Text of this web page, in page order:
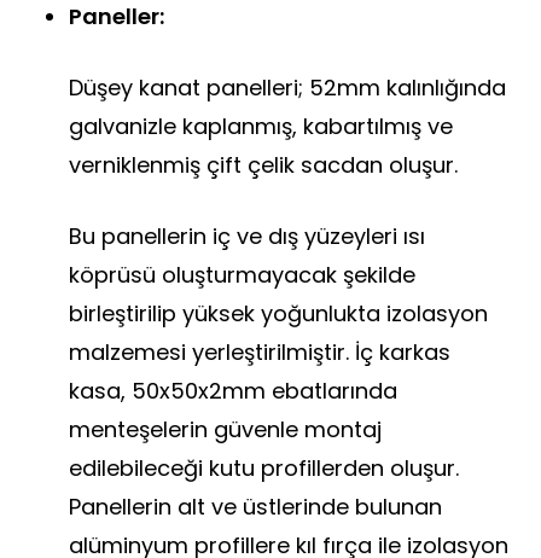
Paneller:
Düşey kanat panelleri; 52mm kalınlığında
galvanizle kaplanmış, kabartılmış ve
verniklenmiş çift çelik sacdan oluşur.
Bu panellerin iç ve dış yüzeyleri ısı
köprüsü oluşturmayacak şekilde
birleştirilip yüksek yoğunlukta izolasyon
malzemesi yerleştirilmiştir. İç karkas
kasa, 50x50x2mm ebatlarında
menteşelerin güvenle montaj
edilebileceği kutu profillerden oluşur.
Panellerin alt ve üstlerinde bulunan
alüminyum profillere kıl fırça ile izolasyon